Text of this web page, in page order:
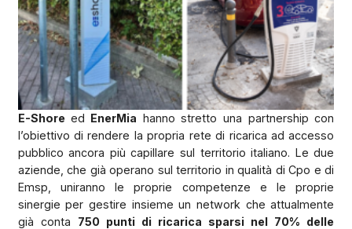
E-Shore ed EnerMia hanno stretto una partnership con
l’obiettivo di rendere la propria rete di ricarica ad accesso
pubblico ancora più capillare sul territorio italiano. Le due
aziende, che già operano sul territorio in qualità di Cpo e di
Emsp, uniranno le proprie competenze e le proprie
sinergie per gestire insieme un network che attualmente
già conta 750 punti di ricarica sparsi nel 70% delle